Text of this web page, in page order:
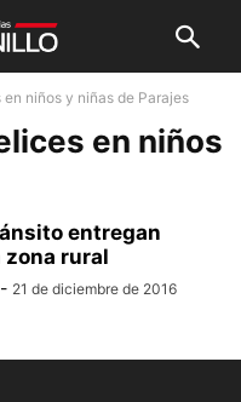
niños y niñas de Parajes
en niños
entregan
rural
- 21 de diciembre de 2016